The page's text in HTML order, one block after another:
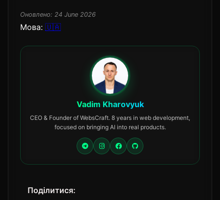
Оновлено: 24 June 2026
Мова: 🇺🇦
Vadim Kharovyuk
CEO & Founder of WebsCraft. 8 years in web development,
focused on bringing AI into real products.
Поділитися: